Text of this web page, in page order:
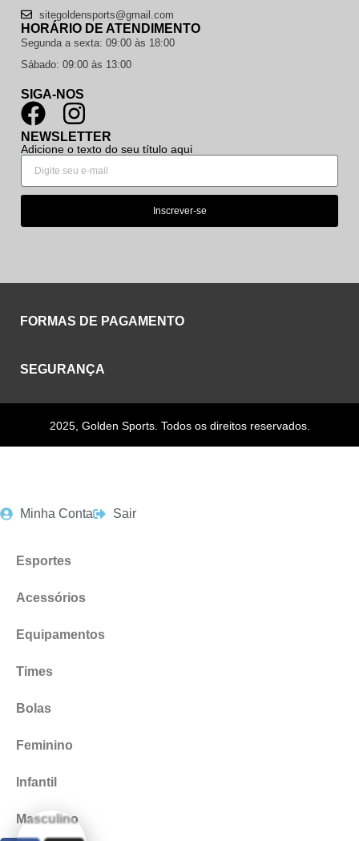
sitegoldensports@gmail.com
HORÁRIO DE ATENDIMENTO
Segunda a sexta: 09:00 às 18:00
Sábado: 09:00 às 13:00
SIGA-NOS
NEWSLETTER
Adicione o texto do seu título aqui
Inscrever-se
FORMAS DE PAGAMENTO
SEGURANÇA
2025, Golden Sports. Todos os direitos reservados.
Minha Conta Sair
Esportes
Acessórios
Equipamentos
Times
Bolas
Feminino
Infantil
Masculino